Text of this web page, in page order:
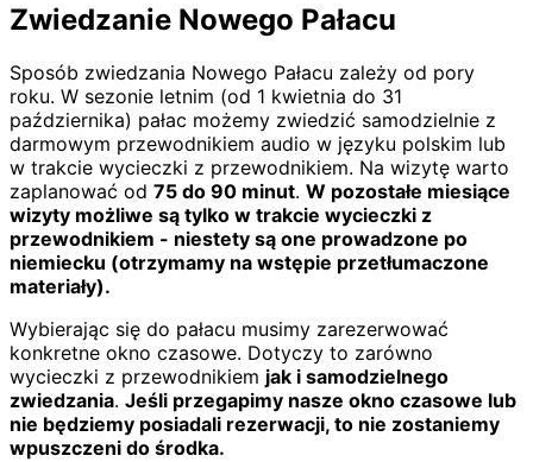
Zwiedzanie Nowego Pałacu
Sposób zwiedzania Nowego Pałacu zależy od pory
roku. W sezonie letnim (od 1 kwietnia do 31
października) pałac możemy zwiedzić samodzielnie z
darmowym przewodnikiem audio w języku polskim lub
w trakcie wycieczki z przewodnikiem. Na wizytę warto
zaplanować od 75 do 90 minut. W pozostałe miesiące
wizyty możliwe są tylko w trakcie wycieczki z
przewodnikiem - niestety są one prowadzone po
niemiecku (otrzymamy na wstępie przetłumaczone
materiały).
Wybierając się do pałacu musimy zarezerwować
konkretne okno czasowe. Dotyczy to zarówno
wycieczki z przewodnikiem jak i samodzielnego
zwiedzania. Jeśli przegapimy nasze okno czasowe lub
nie będziemy posiadali rezerwacji, to nie zostaniemy
wpuszczeni do środka.